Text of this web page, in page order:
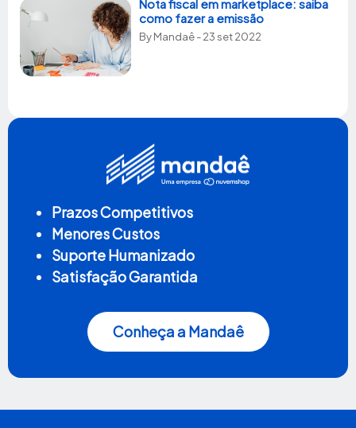
Nota fiscal em marketplace: saiba
como fazer a emissão
ByMandaê- 23 set 2022
Prazos Competitivos
Menores Custos
Suporte Humanizado
Satisfação Garantida
Conheça a Mandaê